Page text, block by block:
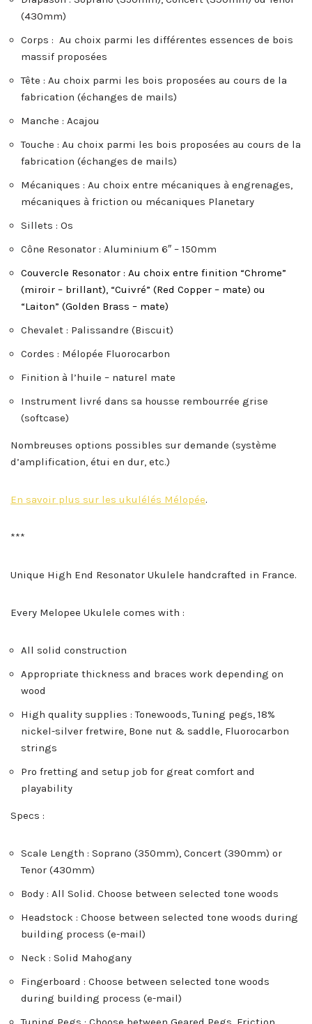
(430mm)
Corps : Au choix parmi les différentes essences de bois
massif proposées
Tête : Au choix parmi les bois proposées au cours de la
fabrication (échanges de mails)
Manche : Acajou
Touche : Au choix parmi les bois proposées au cours de la
fabrication (échanges de mails)
Mécaniques : Au choix entre mécaniques à engrenages,
mécaniques à friction ou mécaniques Planetary
Sillets : Os
Cône Resonator : Aluminium 6″ – 150mm
Couvercle Resonator : Au choix entre finition “Chrome”
(miroir – brillant), “Cuivré” (Red Copper – mate) ou
“Laiton” (Golden Brass – mate)
Chevalet : Palissandre (Biscuit)
Cordes : Mélopée Fluorocarbon
Finition à l’huile – naturel mate
Instrument livré dans sa housse rembourrée grise
(softcase)
Nombreuses options possibles sur demande (système
d’amplification, étui en dur, etc.)
En savoir plus sur les ukulélés Mélopée.
***
Unique High End Resonator Ukulele handcrafted in France.
Every Melopee Ukulele comes with :
All solid construction
Appropriate thickness and braces work depending on
wood
High quality supplies : Tonewoods, Tuning pegs, 18%
nickel-silver fretwire, Bone nut & saddle, Fluorocarbon
strings
Pro fretting and setup job for great comfort and
playability
Specs :
Scale Length : Soprano (350mm), Concert (390mm) or
Tenor (430mm)
Body : All Solid. Choose between selected tone woods
Headstock : Choose between selected tone woods during
building process (e-mail)
Neck : Solid Mahogany
Fingerboard : Choose between selected tone woods
during building process (e-mail)